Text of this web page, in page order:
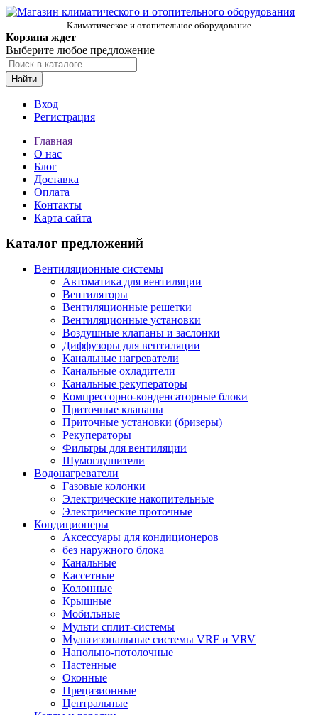
Климатическое и отопительное оборудование
Корзина ждет
Выберите любое предложение
Найти
Вход
Регистрация
Главная
О нас
Блог
Доставка
Оплата
Контакты
Карта сайта
Каталог предложений
Вентиляционные системы
Автоматика для вентиляции
Вентиляторы
Вентиляционные решетки
Вентиляционные установки
Воздушные клапаны и заслонки
Диффузоры для вентиляции
Канальные нагреватели
Канальные охладители
Канальные рекуператоры
Компрессорно-конденсаторные блоки
Приточные клапаны
Приточные установки (бризеры)
Рекуператоры
Фильтры для вентиляции
Шумоглушители
Водонагреватели
Газовые колонки
Электрические накопительные
Электрические проточные
Кондиционеры
Аксессуары для кондиционеров
без наружного блока
Канальные
Кассетные
Колонные
Крышные
Мобильные
Мульти сплит-системы
Мультизональные системы VRF и VRV
Напольно-потолочные
Настенные
Оконные
Прецизионные
Центральные